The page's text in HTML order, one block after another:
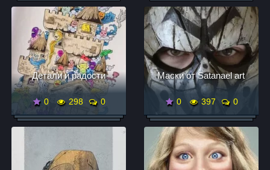
Детали и радости
0 298 0
Маски от Satanael art
0 397 0